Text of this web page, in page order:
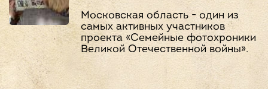
Московская область - один из
самых активных участников
проекта «Семейные фотохроники
Великой Отечественной войны».